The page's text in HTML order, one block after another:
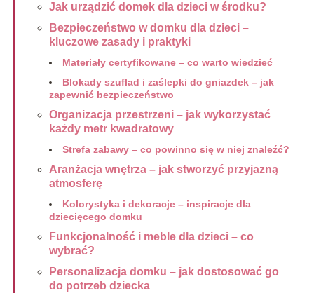
Jak urządzić domek dla dzieci w środku?
Bezpieczeństwo w domku dla dzieci –
kluczowe zasady i praktyki
Materiały certyfikowane – co warto wiedzieć
Blokady szuflad i zaślepki do gniazdek – jak
zapewnić bezpieczeństwo
Organizacja przestrzeni – jak wykorzystać
każdy metr kwadratowy
Strefa zabawy – co powinno się w niej znaleźć?
Aranżacja wnętrza – jak stworzyć przyjazną
atmosferę
Kolorystyka i dekoracje – inspiracje dla
dziecięcego domku
Funkcjonalność i meble dla dzieci – co
wybrać?
Personalizacja domku – jak dostosować go
do potrzeb dziecka